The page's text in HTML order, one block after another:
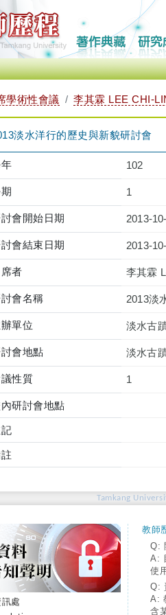
學術性會議 李其霖 LEE CHI-
淡水洋行的歷史與新貌研討會
102
1
會開始日期 2013-
會結束日期 2013-
者 李其霖
會名稱 2013淡
單位 淡水古
會地點 淡水古
性質 1
研討會地點
Tamkang
訊處
教師
Q:
A:
使
Q:
A:
含